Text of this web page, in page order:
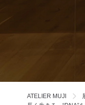
ATELIER MUJI